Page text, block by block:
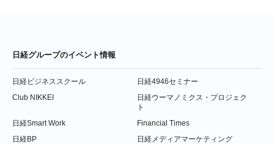
日経グループのイベント情報
日経ビジネススクール
日経4946セミナー
Club NIKKEI
日経ウーマノミクス・プロジェク
ト
日経Smart Work
Financial Times
日経BP
日経メディアマーケティング